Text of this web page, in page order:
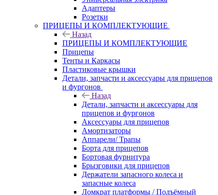
Адаптеры
Розетки
ПРИЦЕПЫ И КОМПЛЕКТУЮЩИЕ
Назад
ПРИЦЕПЫ И КОМПЛЕКТУЮЩИЕ
Прицепы
Тенты и Каркасы
Пластиковые крышки
Детали, запчасти и аксессуары для прицепов
и фургонов
Назад
Детали, запчасти и аксессуары для
прицепов и фургонов
Аксессуары для прицепов
Амортизаторы
Аппарели/ Трапы
Борта для прицепов
Бортовая фурнитура
Брызговики для прицепов
Держатели запасного колеса и
запасные колеса
Домкрат платформы / Подъёмный